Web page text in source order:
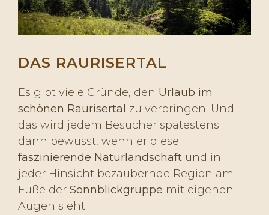
DAS RAURISERTAL
Es gibt viele Gründe, den Urlaub im
schönen Raurisertal zu verbringen. Und
das wird jedem Besucher spätestens
dann bewusst, wenn er diese
faszinierende Naturlandschaft und in
jeder Hinsicht bezaubernde Region am
Fuße der Sonnblickgruppe mit eigenen
Augen sieht.